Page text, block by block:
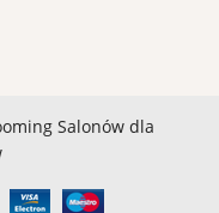
Salonów dla